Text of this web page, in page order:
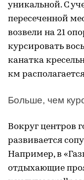
уникальной. С
пересеченной
возвели на 21
курсировать
канатка
км
Больше, чем
Вокруг центров
развивается
Например, в
отдыхающие